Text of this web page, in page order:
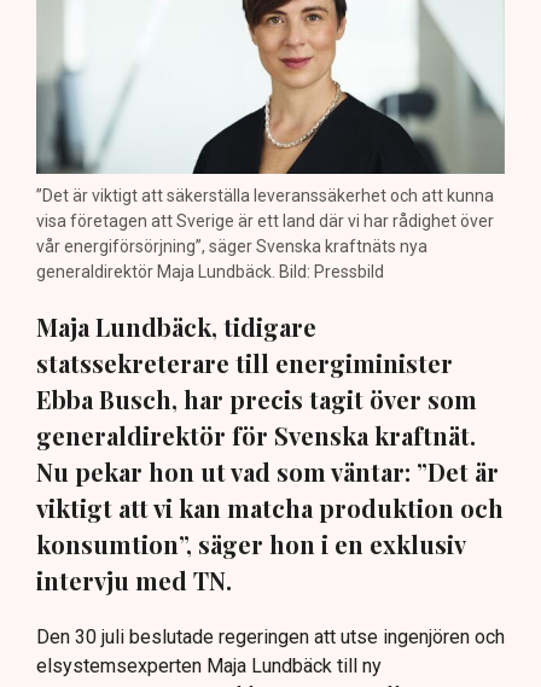
”Det är viktigt att säkerställa leveranssäkerhet och att kunna
visa företagen att Sverige är ett land där vi har rådighet över
vår energiförsörjning”, säger Svenska kraftnäts nya
generaldirektör Maja Lundbäck. Bild: Pressbild
Maja Lundbäck, tidigare
statssekreterare till energiminister
Ebba Busch, har precis tagit över som
generaldirektör för Svenska kraftnät.
Nu pekar hon ut vad som väntar: ”Det är
viktigt att vi kan matcha produktion och
konsumtion”, säger hon i en exklusiv
intervju med TN.
Den 30 juli beslutade regeringen att utse ingenjören och
elsystemsexperten Maja Lundbäck till ny